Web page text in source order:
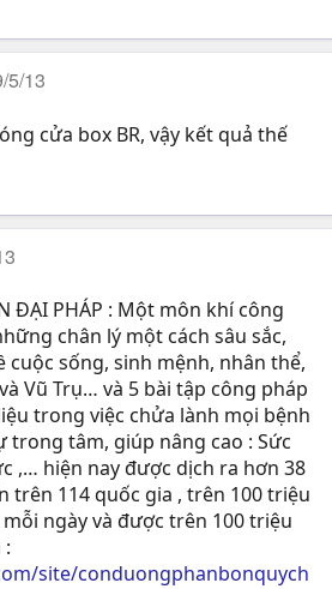
5/13
cửa box BR, vậy kết quả thế
ĐẠI PHÁP : Một môn khí công
chân lý một cách sâu sắc,
cuộc sống, sinh mệnh, nhân thể,
Vũ Trụ… và 5 bài tập công pháp
trong việc chửa lành mọi bệnh
trong tâm, giúp nâng cao : Sức
,… hiện nay được dịch ra hơn 38
trên 114 quốc gia , trên 100 triệu
ngày và được trên 100 triệu
site/conduongphanbonquych